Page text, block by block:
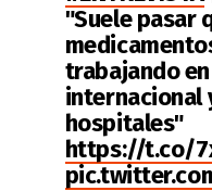
"Suele pasar
trabajando
internacional
hospitales"
https://t.co/